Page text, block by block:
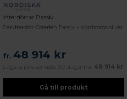
Ytterdörrar Passiv
Parytterdörr Österlen Passiv + dörrbroms silver
fr. 48 914 kr
Lägsta pris senaste 30 dagarna: 48 914 kr
Gå till produkt